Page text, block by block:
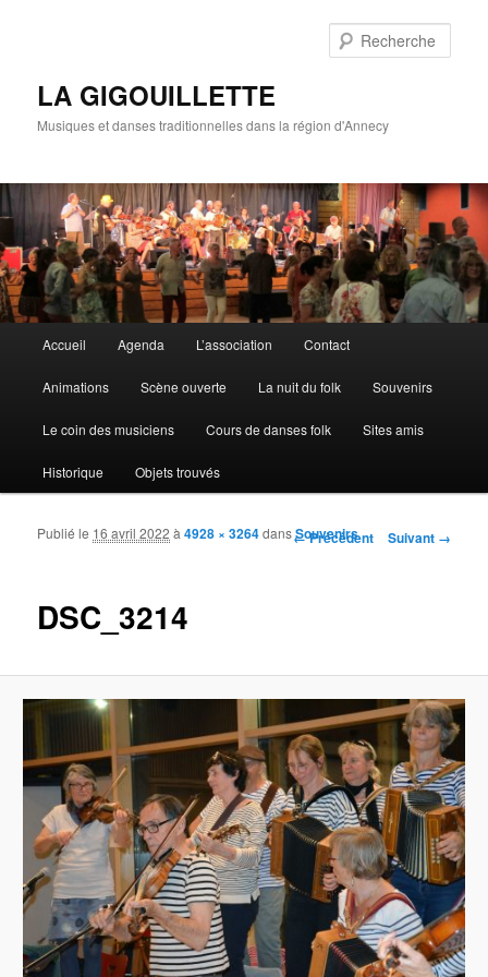
LA GIGOUILLETTE
Musiques et danses traditionnelles dans la région d'Annecy
Aller au contenu principal
Aller au contenu secondaire
Accueil Agenda L’association Contact
Animations Scène ouverte La nuit du folk Souvenirs
Le coin des musiciens Cours de danses folk Sites amis
Historique Objets trouvés
Navigation des images
← Précédent Suivant →
DSC_3214
Publié le 16 avril 2022 à4928 × 3264dansSouvenirs